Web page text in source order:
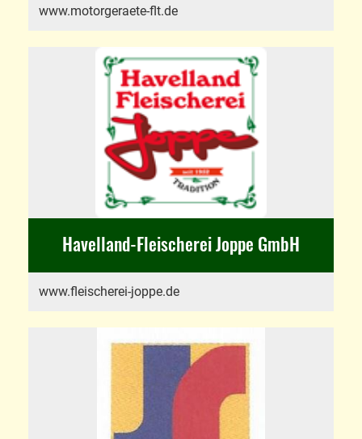
www.motorgeraete-flt.de
Havelland-Fleischerei Joppe GmbH
www.fleischerei-joppe.de